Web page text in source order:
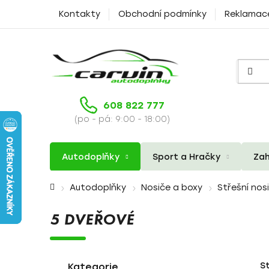
Kontakty Obchodní podmínky
608 822 777
(po - pá: 9:00 - 18:00)
Autodoplňky Sport a Hračky
Domů Autodoplňky Nosiče a boxy Střešní
5 DVEŘOVÉ